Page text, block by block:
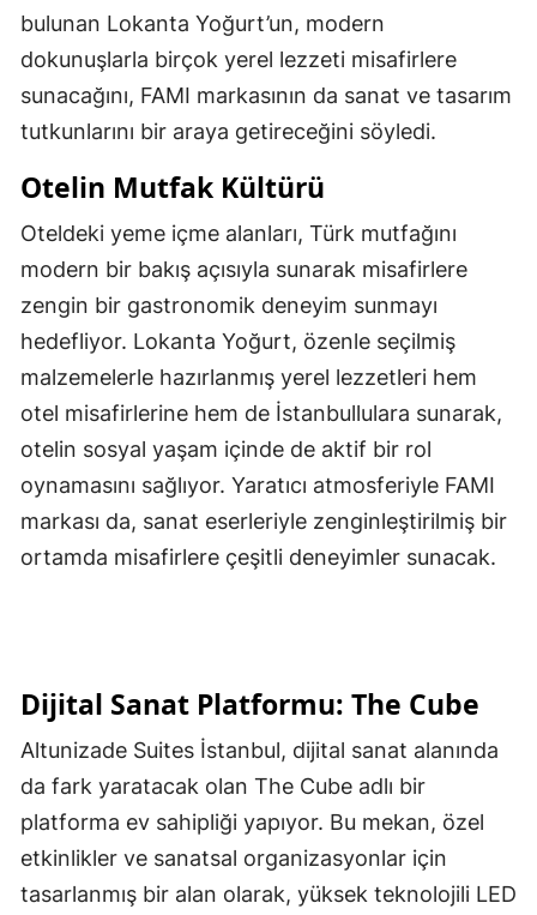
bulunan Lokanta Yoğurt’un, modern
dokunuşlarla birçok yerel lezzeti misafirlere
sunacağını, FAMI markasının da sanat ve tasarım
tutkunlarını bir araya getireceğini söyledi.
Otelin Mutfak Kültürü
Oteldeki yeme içme alanları, Türk mutfağını
modern bir bakış açısıyla sunarak misafirlere
zengin bir gastronomik deneyim sunmayı
hedefliyor. Lokanta Yoğurt, özenle seçilmiş
malzemelerle hazırlanmış yerel lezzetleri hem
otel misafirlerine hem de İstanbullulara sunarak,
otelin sosyal yaşam içinde de aktif bir rol
oynamasını sağlıyor. Yaratıcı atmosferiyle FAMI
markası da, sanat eserleriyle zenginleştirilmiş bir
ortamda misafirlere çeşitli deneyimler sunacak.
Dijital Sanat Platformu: The Cube
Altunizade Suites İstanbul, dijital sanat alanında
da fark yaratacak olan The Cube adlı bir
platforma ev sahipliği yapıyor. Bu mekan, özel
etkinlikler ve sanatsal organizasyonlar için
tasarlanmış bir alan olarak, yüksek teknolojili LED